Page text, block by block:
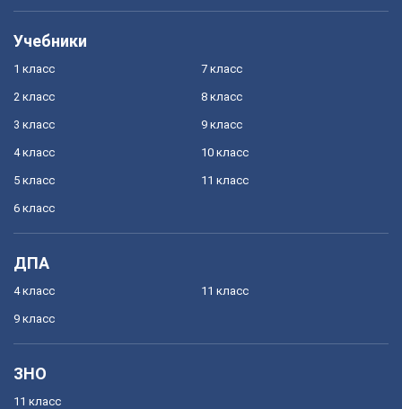
Учебники
1 класс
2 класс
3 класс
4 класс
5 класс
6 класс
7 класс
8 класс
9 класс
10 класс
11 класс
ДПА
4 класс
9 класс
11 класс
ЗНО
11 класс